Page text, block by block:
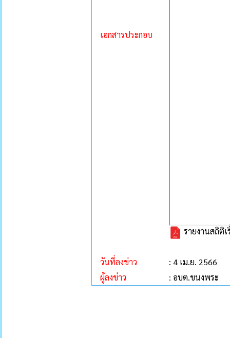
เอกสารประกอบ
รายงานสถิติ
วันที่ลงข่าว
: 4 เม.ย. 2566
ผู้ลงข่าว
: อบต.ขนงพระ